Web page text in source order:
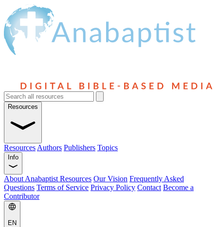
Resources
Resources Authors Publishers Topics
Info
About Anabaptist Resources Our Vision Frequently Asked
Questions Terms of Service Privacy Policy Contact Become a
Contributor
EN